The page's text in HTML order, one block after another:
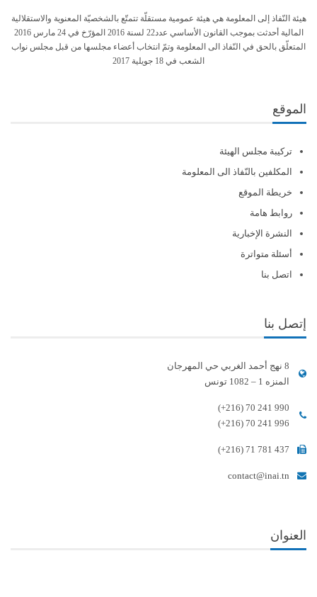
هيئة النّفاذ إلى المعلومة هي هيئة عمومية مستقلّة تتمتّع بالشخصيّة المعنوية والاستقلالية
المالية أحدثت بموجب القانون الأساسي عدد22 لسنة 2016 المؤرّخ في 24 مارس 2016
المتعلّق بالحق في النّفاذ الى المعلومة وتمّ انتخاب أعضاء مجلسها من قبل مجلس نواب
الشعب في 18 جويلية 2017
الموقع
تركيبة مجلس الهيئة
المكلفين بالنّفاذ الى المعلومة
خريطة الموقع
روابط هامة
النشرة الإخبارية
أسئلة متواترة
اتصل بنا
إتصل بنا
8 نهج أحمد الغربي حي المهرجان
المنزه 1 – 1082 تونس
(+216) 70 241 990
(+216) 70 241 996
(+216) 71 781 437
contact@inai.tn
العنوان